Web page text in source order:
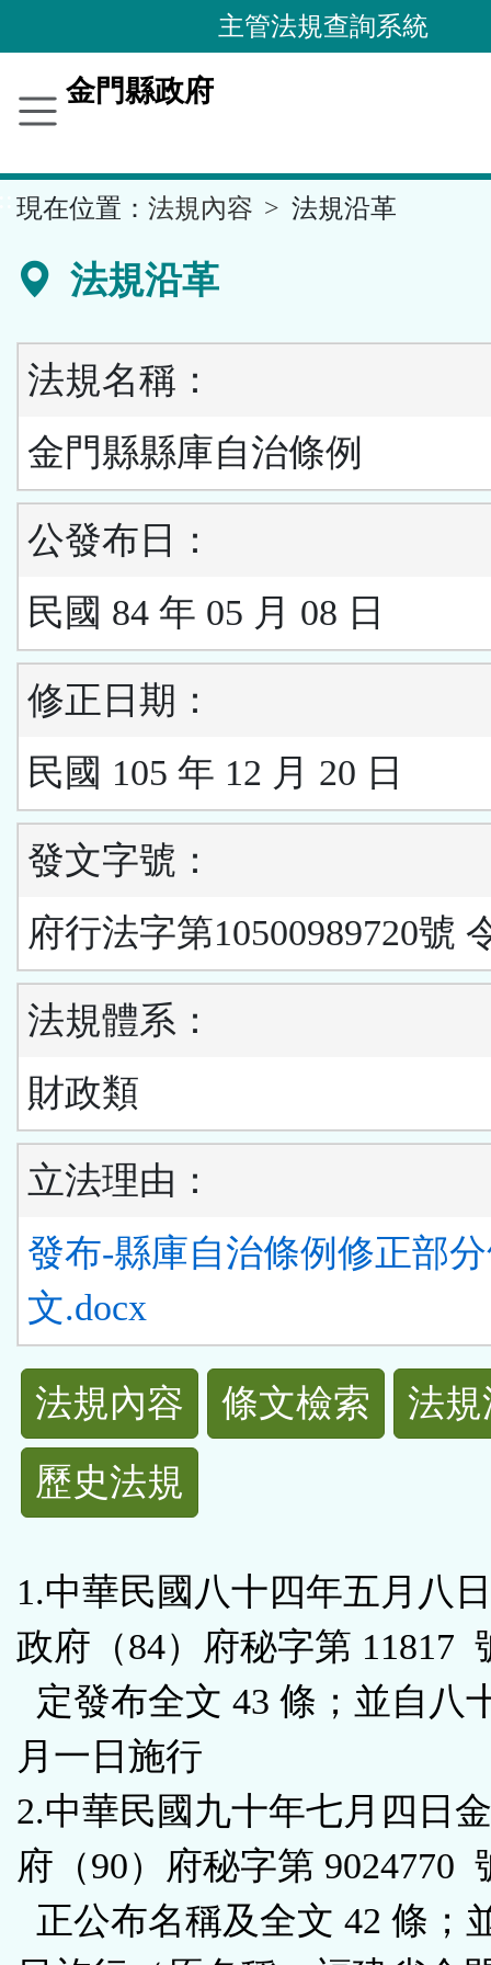
到
要
容
區
主管法規查詢系統
金門縣政府
現在位置： 法規內容 法規沿革
法規沿革
法規名稱：
金門縣縣庫自治條例
公發布日：
民國 84 年 05 月 08 日
修正日期：
民國 105 年 12 月 20 日
發文字號：
府行法字第10500989720號
法規體系：
財政類
立法理由：
發布-縣庫自治條例修正部
文.docx
法
規
功
按
鈕
區
法規內容 條文檢索
法
歷史法規
1.中華民國八十四年五月八
政府（84）府秘字第 11817
定發布全文 43 條；並自八
月一日施行
2.中華民國九十年七月四日
府（90）府秘字第 9024770
正公布名稱及全文 42 條；